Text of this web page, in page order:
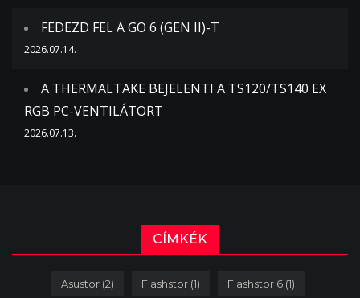
FEDEZD FEL A GO 6 (GEN II)-T
2026.07.14.
A THERMALTAKE BEJELENTI A TS120/TS140 EX
RGB PC-VENTILÁTORT
2026.07.13.
CÍMKÉK
Asustor(2) Flashstor(1) Flashstor 6(1)